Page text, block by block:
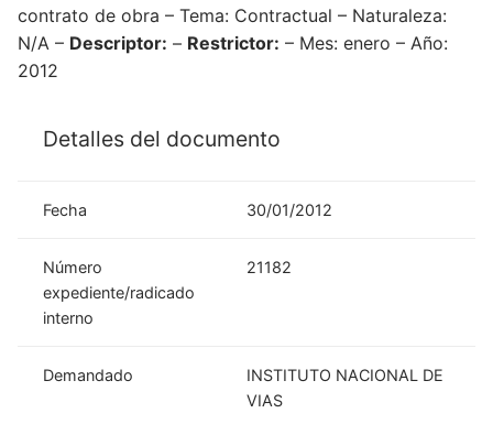
contrato de obra – Tema: Contractual – Naturaleza:
N/A – Descriptor: – Restrictor: – Mes: enero – Año:
2012
Detalles del documento
Fecha 30/01/2012
Número
expediente/radicado
interno
21182
Demandado
INSTITUTO NACIONAL DE
VIAS